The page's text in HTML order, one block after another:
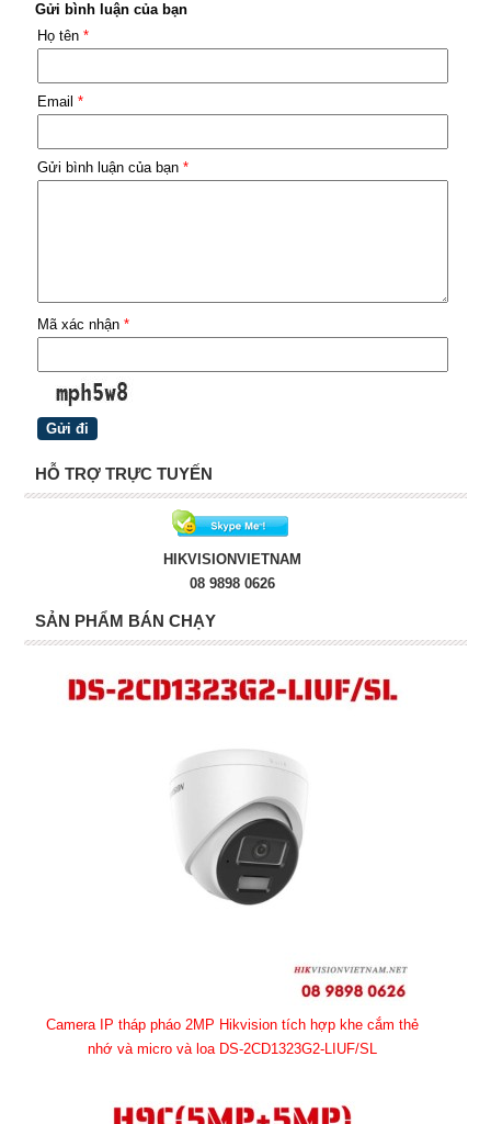
Gửi bình luận của bạn
Họ tên *
Email *
Gửi bình luận của bạn *
Mã xác nhận *
HỖ TRỢ TRỰC TUYẾN
HIKVISIONVIETNAM
08 9898 0626
SẢN PHẨM BÁN CHẠY
Camera IP tháp pháo 2MP Hikvision tích hợp khe cắm thẻ
nhớ và micro và loa DS-2CD1323G2-LIUF/SL